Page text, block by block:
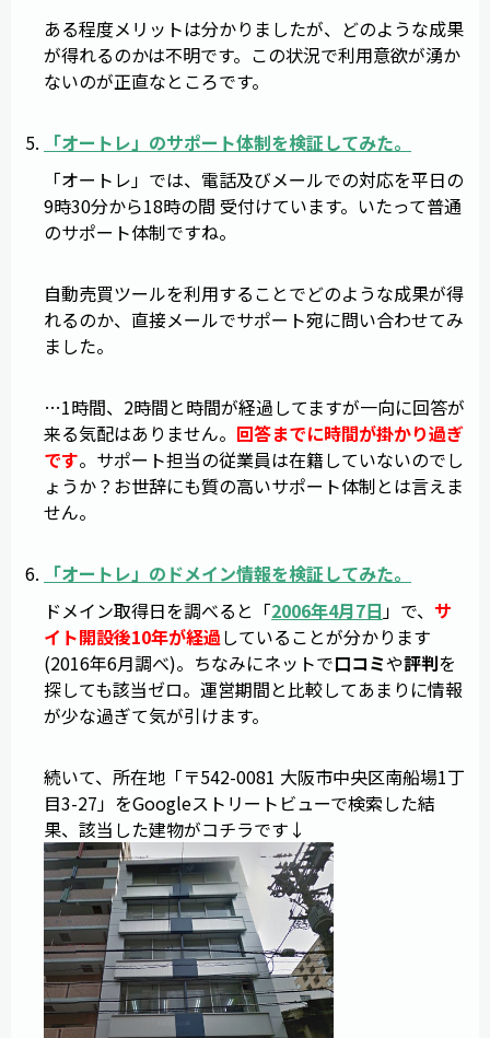
ある程度メリットは分かりましたが、どのような成果
が得れるのかは不明です。この状況で利用意欲が湧か
ないのが正直なところです。
「オートレ」のサポート体制を検証してみた。
「オートレ」では、電話及びメールでの対応を平日の
9時30分から18時の間 受付けています。いたって普通
のサポート体制ですね。
自動売買ツールを利用することでどのような成果が得
れるのか、直接メールでサポート宛に問い合わせてみ
ました。
…1時間、2時間と時間が経過してますが一向に回答が
来る気配はありません。 回答までに時間が掛かり過ぎ
です。サポート担当の従業員は在籍していないのでし
ょうか？お世辞にも質の高いサポート体制とは言えま
せん。
「オートレ」のドメイン情報を検証してみた。
ドメイン取得日を調べると「2006年4月7日」で、 サ
イト開設後10年が経過していることが分かります
(2016年6月調べ)。ちなみにネットで口コミや評判を
探しても該当ゼロ。運営期間と比較してあまりに情報
が少な過ぎて気が引けます。
続いて、所在地「〒542-0081 大阪市中央区南船場1丁
目3-27」をGoogleストリートビューで検索した結
果、該当した建物がコチラです↓